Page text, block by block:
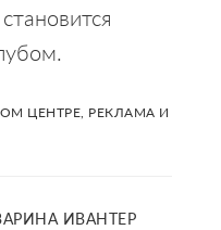
ЦЕНТРЕ, РЕКЛАМА И
ИВАНТЕР